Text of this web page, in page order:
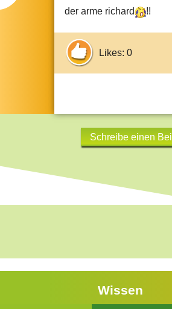
Technik
der arme richard
!!
Likes: 0
Schreibe einen
Wissen